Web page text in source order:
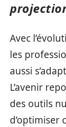
Avec
les
aussi
L’avenir
des outils
d’optimiser